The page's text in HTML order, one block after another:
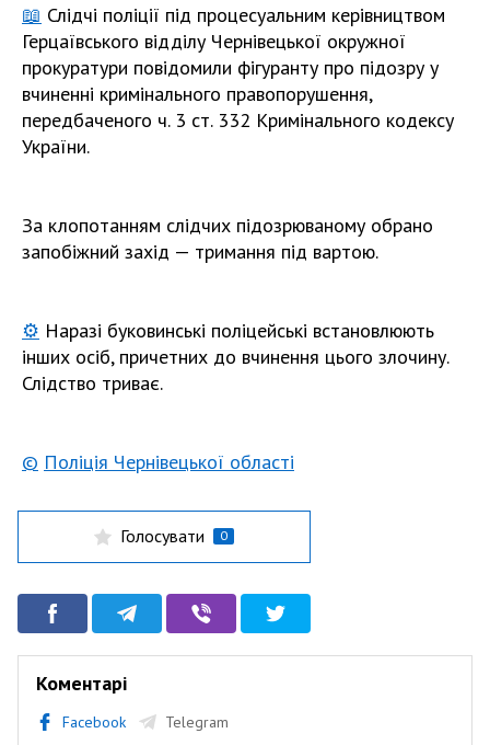
📖 Слідчі поліції під процесуальним керівництвом
Герцаївського відділу Чернівецької окружної
прокуратури повідомили фігуранту про підозру у
вчиненні кримінального правопорушення,
передбаченого ч. 3 ст. 332 Кримінального кодексу
України.
За клопотанням слідчих підозрюваному обрано
запобіжний захід — тримання під вартою.
⚙️ Наразі буковинські поліцейські встановлюють
інших осіб, причетних до вчинення цього злочину.
Слідство триває.
©️ Поліція Чернівецької області
Голосувати 0
Коментарі
Facebook Telegram